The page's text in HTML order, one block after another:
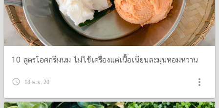
10 สูตรไอศกรีมนม ไม่ใช้เครื่องแต่เนื้อเนียนละมุนหอมหวาน
query_builder 18 พ.ย. 20 more_vert